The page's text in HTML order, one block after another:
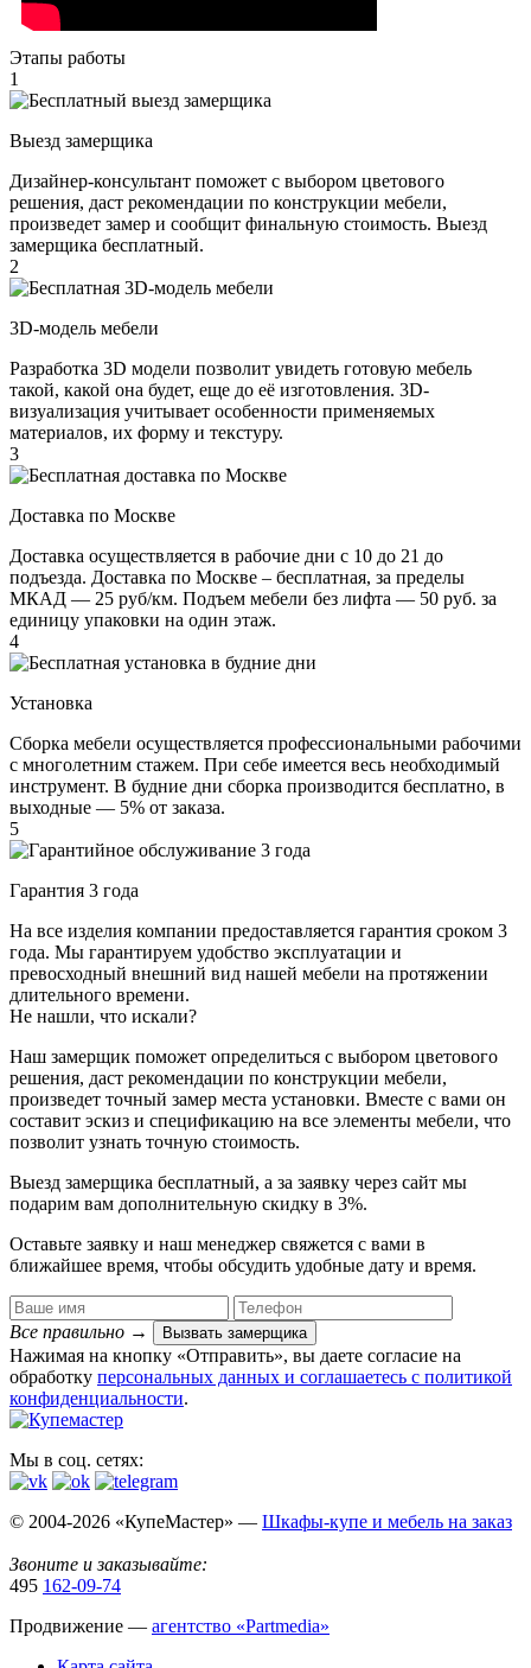
Этапы работы
1
Выезд замерщика
Дизайнер-консультант поможет с выбором цветового
решения, даст рекомендации по конструкции мебели,
произведет замер и сообщит финальную стоимость. Выезд
замерщика бесплатный.
2
3D-модель мебели
Разработка 3D модели позволит увидеть готовую мебель
такой, какой она будет, еще до её изготовления. 3D-
визуализация учитывает особенности применяемых
материалов, их форму и текстуру.
3
Доставка по Москве
Доставка осуществляется в рабочие дни с 10 до 21 до
подъезда. Доставка по Москве – бесплатная, за пределы
МКАД — 25 руб/км. Подъем мебели без лифта — 50 руб. за
единицу упаковки на один этаж.
4
Установка
Сборка мебели осуществляется профессиональными рабочими
с многолетним стажем. При себе имеется весь необходимый
инструмент. В будние дни сборка производится бесплатно, в
выходные — 5% от заказа.
5
Гарантия 3 года
На все изделия компании предоставляется гарантия сроком 3
года. Мы гарантируем удобство эксплуатации и
превосходный внешний вид нашей мебели на протяжении
длительного времени.
Не нашли, что искали?
Наш замерщик поможет определиться с выбором цветового
решения, даст рекомендации по конструкции мебели,
произведет точный замер места установки. Вместе с вами он
составит эскиз и спецификацию на все элементы мебели, что
позволит узнать точную стоимость.
Выезд замерщика бесплатный, а за заявку через сайт мы
подарим вам дополнительную скидку в 3%.
Оставьте заявку и наш менеджер свяжется с вами в
ближайшее время, чтобы обсудить удобные дату и время.
Все правильно → Вызвать замерщика
Нажимая на кнопку «Отправить», вы даете согласие на
обработку персональных данных​ и соглашаетесь c политикой
конфиденциальности.
Мы в соц. сетях:
© 2004-2026 «КупеМастер» — Шкафы-купе и мебель на заказ
Звоните и заказывайте:
495 162-09-74
Продвижение — агентство «Partmedia»